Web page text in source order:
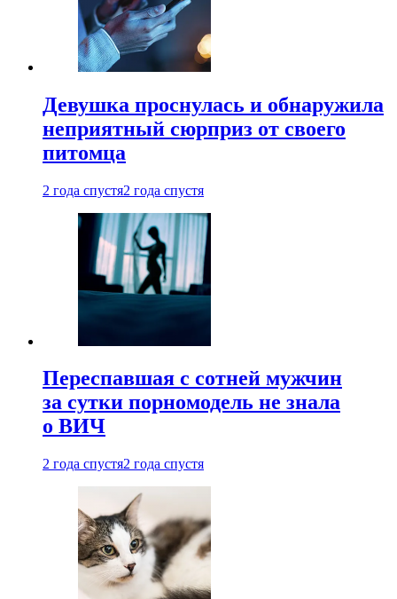
Девушка проснулась и обнаружила
неприятный сюрприз от своего
питомца
2 года спустя2 года спустя
Переспавшая с сотней мужчин
за сутки порномодель не знала
о ВИЧ
2 года спустя2 года спустя